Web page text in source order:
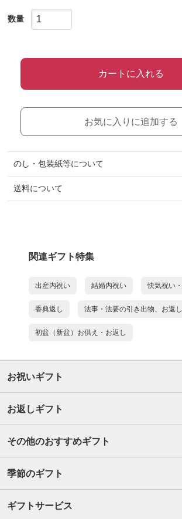
数量
カートに入れる
お気に入りに追加する
のし・包装紙等について
送料について
関連ギフト特集
出産内祝い 結婚内祝い 快気祝い
香典返し 法事・法要の引き出物、お返し
初盆（新盆）お供え・お返し
お祝いギフト
お返しギフト
その他のおすすめギフト
季節のギフト
ギフトサービス